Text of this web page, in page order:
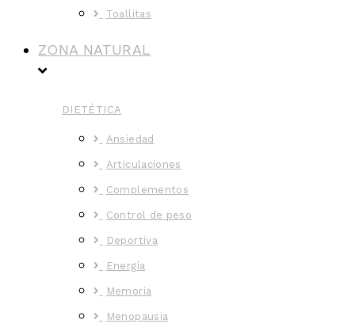
Toallitas
ZONA NATURAL
DIETÉTICA
Ansiedad
Articulaciones
Complementos
Control de peso
Deportiva
Energía
Memoria
Menopausia